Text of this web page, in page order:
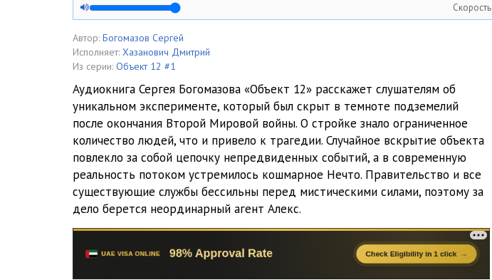
005
006
007
008
009
011
012
Скорость
Автор: Богомазов Сергей
Исполняет: Хазанович Дмитрий
Из серии: Объект 12 #1
Аудиокнига Сергея Богомазова «Объект 12» расскажет слушателям об
уникальном эксперименте, который был скрыт в темноте подземелий
после окончания Второй Мировой войны. О стройке знало ограниченное
количество людей, что и привело к трагедии. Случайное вскрытие объекта
повлекло за собой цепочку непредвиденных событий, а в современную
реальность потоком устремилось кошмарное Нечто. Правительство и все
существующие службы бессильны перед мистическими силами, поэтому за
дело берется неординарный агент Алекс.